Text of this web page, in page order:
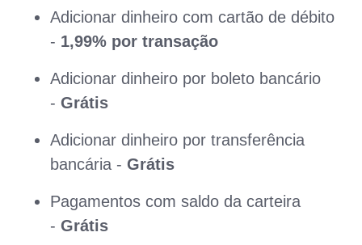
Adicionar dinheiro com cartão de débito
- 1,99% por transação
Adicionar dinheiro por boleto bancário
- Grátis
Adicionar dinheiro por transferência
bancária - Grátis
Pagamentos com saldo da carteira
- Grátis